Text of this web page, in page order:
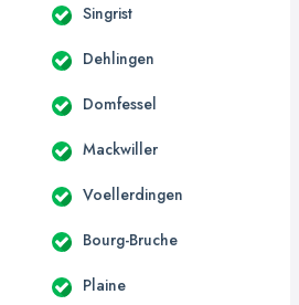
Singrist
Dehlingen
Domfessel
Mackwiller
Voellerdingen
Bourg-Bruche
Plaine